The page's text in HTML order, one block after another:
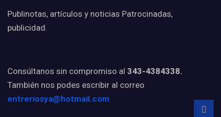
Publinotas, artículos y noticias Patrocinadas,
publicidad.
Consúltanos sin compromiso al 343-4384338.
También nos podes escribir al correo
entreriosya@hotmail.com